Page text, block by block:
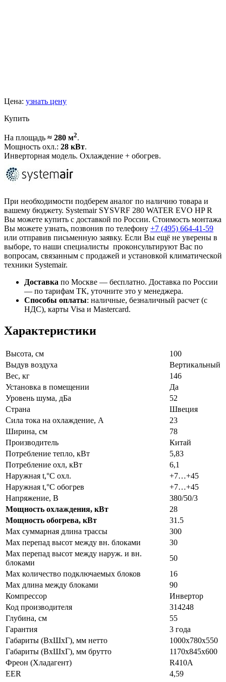
Цена: узнать цену
Купить
На площадь ≈ 280 м2.
Мощность охл.: 28 кВт.
Инверторная модель. Охлаждение + обогрев.
При необходимости подберем аналог по наличию товара и
вашему бюджету. Systemair SYSVRF 280 WATER EVO HP R
Вы можете купить с доставкой по России. Стоимость монтажа
Вы можете узнать, позвонив по телефону +7 (495) 664-41-59
или отправив письменную заявку. Если Вы ещё не уверены в
выборе, то наши специалисты проконсультируют Вас по
вопросам, связанным с продажей и установкой климатической
техники Systemair.
Доставка по Москве — бесплатно. Доставка по России
— по тарифам ТК, уточните это у менеджера.
Способы оплаты: наличные, безналичный расчет (с
НДС), карты Visa и Mastercard.
Характеристики
Высота, см
100
Выдув воздуха
Вертикальный
Вес, кг
146
Установка в помещении
Да
Уровень шума, дБа
52
Страна
Швеция
Сила тока на охлаждение, А
23
Ширина, см
78
Производитель
Китай
Потребление тепло, кВт
5,83
Потребление охл, кВт
6,1
Наружная t,°C охл.
+7…+45
Наружная t,°C обогрев
+7…+45
Напряжение, В
380/50/3
Мощность охлаждения, кВт
28
Мощность обогрева, кВт
31.5
Max суммарная длина трассы
300
Max перепад высот между вн. блоками
30
Max перепад высот между наруж. и вн.
блоками
50
Max количество подключаемых блоков
16
Max длина между блоками
90
Компрессор
Инвертор
Код производителя
314248
Глубина, см
55
Гарантия
3 года
Габариты (ВxШxГ), мм нетто
1000x780х550
Габариты (ВxШxГ), мм брутто
1170x845х600
Фреон (Хладагент)
R410A
EER
4,59